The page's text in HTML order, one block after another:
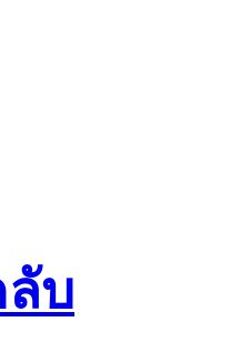
ลับ